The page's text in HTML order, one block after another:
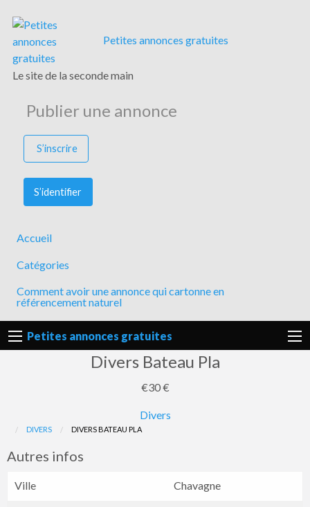
Petites annonces gratuites
Le site de la seconde main
Publier une annonce
S’inscrire
S’identifier
Accueil
Catégories
Comment avoir une annonce qui cartonne en
référencement naturel
Petites annonces gratuites
Divers Bateau Pla
€30 €
Divers
DIVERS DIVERS BATEAU PLA
Autres infos
Ville Chavagne